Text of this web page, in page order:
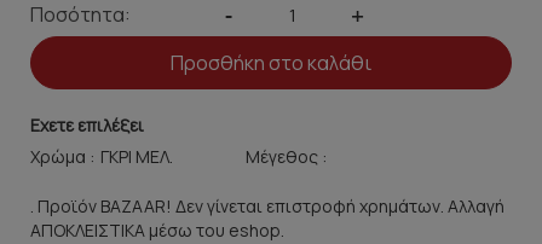
Ποσότητα: - +
Προσθήκη στο καλάθι
Εχετε επιλέξει
Χρώμα :
Μέγεθος :
. Προϊόν BAZAAR! Δεν γίνεται επιστροφή χρημάτων. Αλλαγή
ΑΠΟΚΛΕΙΣΤΙΚΑ μέσω του eshop.